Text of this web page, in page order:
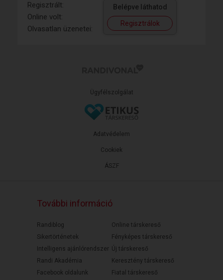
Regisztrált:
Online volt:
Olvasatlan üzenetei:
Belépve láthatod
Regisztrálok
Ügyfélszolgálat
ÁSZF
Adatvédelem
Cookiek
További információ
Randiblog
Sikertörténetek
Intelligens ajánlórendszer
Randi Akadémia
Facebook oldalunk
Online társkereső
Fényképes társkereső
Új társkereső
Keresztény társkereső
Fiatal társkereső